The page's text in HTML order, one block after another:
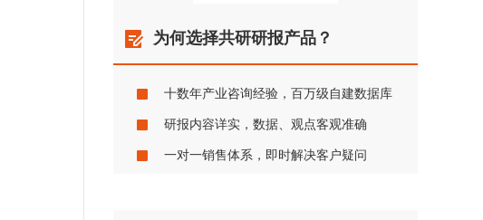
为何选择共研研报产品？
十数年产业咨询经验，百万级自建数据库
研报内容详实，数据、观点客观准确
一对一销售体系，即时解决客户疑问